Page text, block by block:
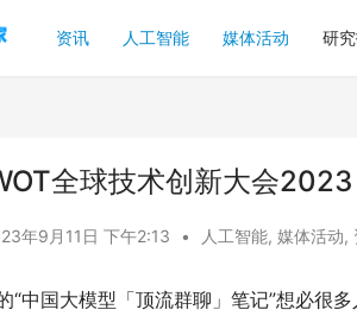
资讯 人工智能 媒体活动 研
全球技术创新大会2023
年9月11日 下午2:13 • 人工智能, 媒体活动,
“中国大模型「顶流群聊」笔记”想必很